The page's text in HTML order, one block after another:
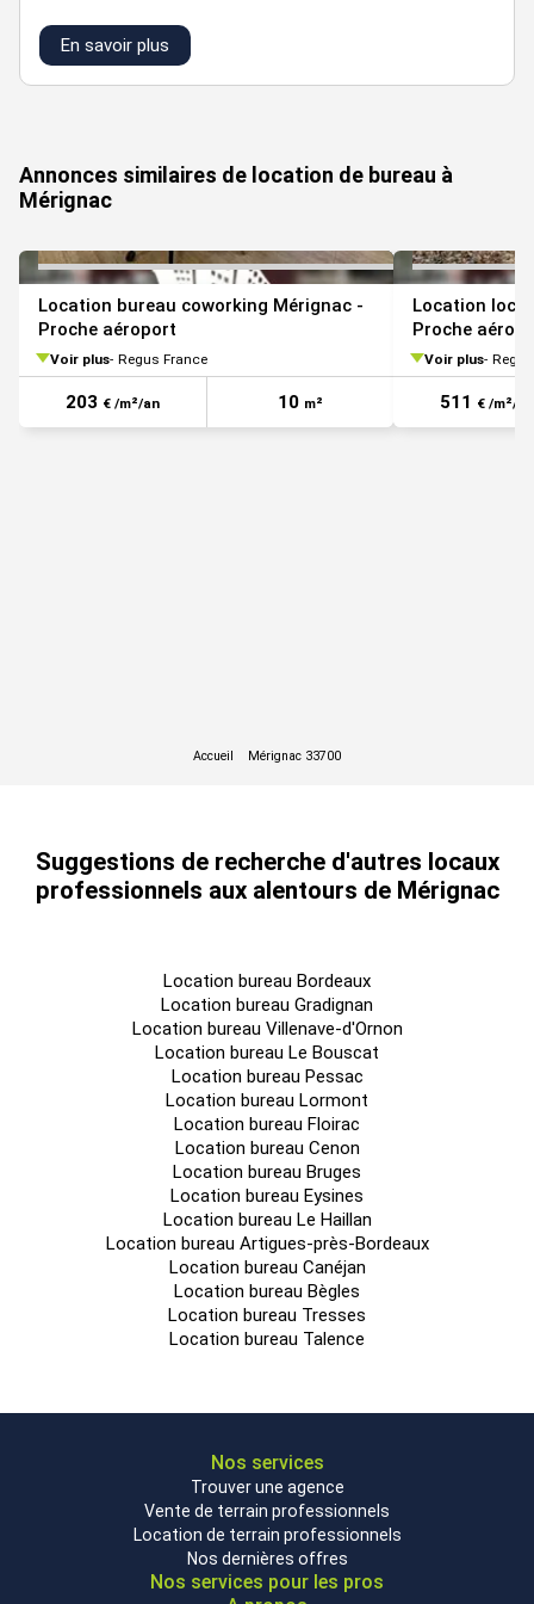
En savoir plus
Annonces similaires de location de bureau à
Mérignac
Location bureau coworking Mérignac -
Proche aéroport
Voir plus Regus France
203 € /m²/an 10 m²
Location
Proche
Voir plus
511 € /m²/an
Suggestions de recherche d'autres locaux
professionnels aux alentours de Mérignac
Location bureau Bordeaux
Location bureau Gradignan
Location bureau Villenave-d'Ornon
Location bureau Le Bouscat
Location bureau Pessac
Location bureau Lormont
Location bureau Floirac
Location bureau Cenon
Location bureau Bruges
Location bureau Eysines
Location bureau Le Haillan
Location bureau Artigues-près-Bordeaux
Location bureau Canéjan
Location bureau Bègles
Location bureau Tresses
Location bureau Talence
Nos services
Trouver une agence
Vente de terrain professionnels
Location de terrain professionnels
Nos dernières offres
Nos services pour les pros